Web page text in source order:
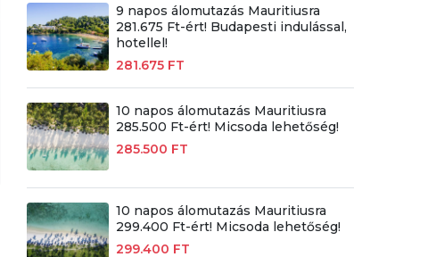
9 napos álomutazás Mauritiusra
281.675 Ft-ért! Budapesti indulással,
hotellel!
281.675 FT
10 napos álomutazás Mauritiusra
285.500 Ft-ért! Micsoda lehetőség!
285.500 FT
10 napos álomutazás Mauritiusra
299.400 Ft-ért! Micsoda lehetőség!
299.400 FT